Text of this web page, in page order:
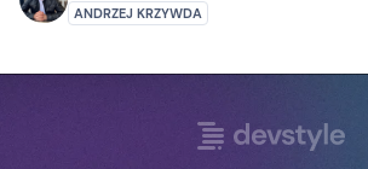
ANDRZEJ KRZYWDA